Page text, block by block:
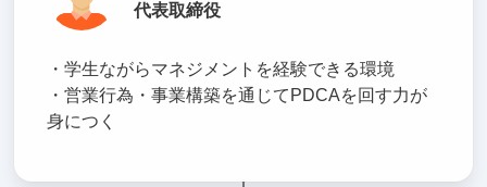
代表取締役
・学生ながらマネジメントを経験できる環境
・営業行為・事業構築を通じてPDCAを回す力が
身につく